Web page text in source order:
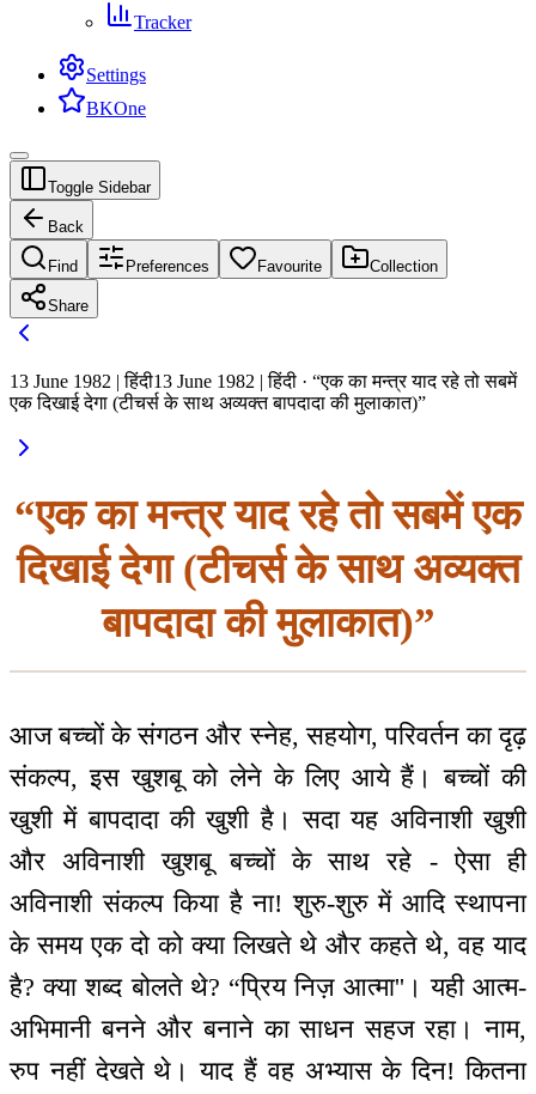
Tracker
Settings
BKOne
Toggle Sidebar
Back
Find Preferences Favourite Collection
Share
13 June 1982 | हिंदी13 June 1982 | हिंदी · “एक का मन्‍त्र याद रहे तो सबमें
एक दिखाई देगा (टीचर्स के साथ अव्यक्त बापदादा की मुलाकात)”
“एक का मन्‍त्र याद रहे तो सबमें एक
दिखाई देगा (टीचर्स के साथ अव्यक्त
बापदादा की मुलाकात)”
आज बच्चों के संगठन और स्नेह, सहयोग, परिवर्तन का दृढ़
संकल्प, इस खुशबू को लेने के लिए आये हैं। बच्चों की
खुशी में बापदादा की खुशी है। सदा यह अविनाशी खुशी
और अविनाशी खुशबू बच्चों के साथ रहे - ऐसा ही
अविनाशी संकल्प किया है ना! शुरु-शुरु में आदि स्थापना
के समय एक दो को क्या लिखते थे और कहते थे, वह याद
है? क्या शब्द बोलते थे? “प्रिय निज़ आत्मा''। यही आत्म-
अभिमानी बनने और बनाने का साधन सहज रहा। नाम,
रुप नहीं देखते थे। याद हैं वह अभ्यास के दिन! कितना